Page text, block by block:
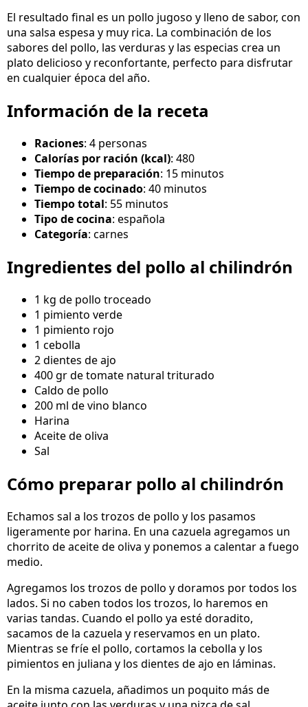
El resultado final es un pollo jugoso y lleno de sabor, con
una salsa espesa y muy rica. La combinación de los
sabores del pollo, las verduras y las especias crea un
plato delicioso y reconfortante, perfecto para disfrutar
en cualquier época del año.
Información de la receta
Raciones: 4 personas
Calorías por ración (kcal): 480
Tiempo de preparación: 15 minutos
Tiempo de cocinado: 40 minutos
Tiempo total: 55 minutos
Tipo de cocina: española
Categoría: carnes
Ingredientes del pollo al chilindrón
1 kg de pollo troceado
1 pimiento verde
1 pimiento rojo
1 cebolla
2 dientes de ajo
400 gr de tomate natural triturado
Caldo de pollo
200 ml de vino blanco
Harina
Aceite de oliva
Sal
Cómo preparar pollo al chilindrón
Echamos sal a los trozos de pollo y los pasamos
ligeramente por harina. En una cazuela agregamos un
chorrito de aceite de oliva y ponemos a calentar a fuego
medio.
Agregamos los trozos de pollo y doramos por todos los
lados. Si no caben todos los trozos, lo haremos en
varias tandas. Cuando el pollo ya esté doradito,
sacamos de la cazuela y reservamos en un plato.
Mientras se fríe el pollo, cortamos la cebolla y los
pimientos en juliana y los dientes de ajo en láminas.
En la misma cazuela, añadimos un poquito más de